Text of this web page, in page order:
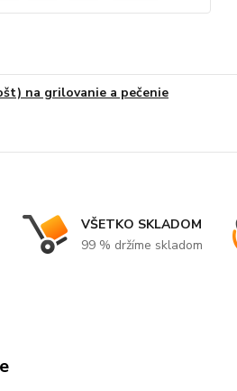
na grilovanie a pečenie
VŠETKO SKLADOM
99 % držíme skladom